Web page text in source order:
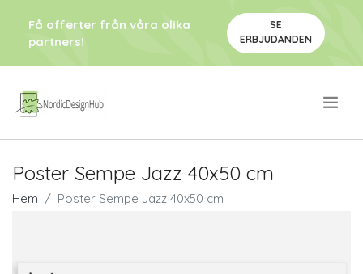
Få offerter från våra olika
partners!
SE
ERBJUDANDEN
Poster Sempe Jazz 40x50 cm
Hem Poster Sempe Jazz 40x50 cm